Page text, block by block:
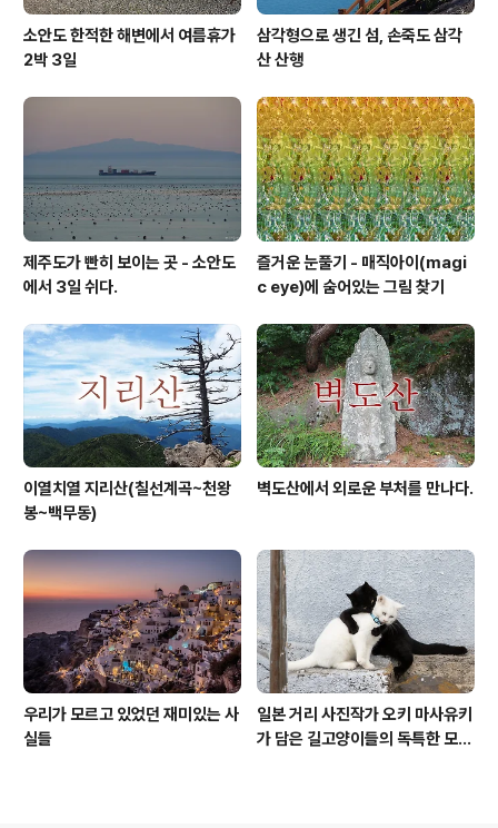
소안도 한적한 해변에서 여름휴가
2박 3일
삼각형으로 생긴 섬, 손죽도 삼각
산 산행
제주도가 빤히 보이는 곳 - 소안도
에서 3일 쉬다.
즐거운 눈풀기 - 매직아이(magi
c eye)에 숨어있는 그림 찾기
이열치열 지리산(칠선계곡~천왕
봉~백무동)
벽도산에서 외로운 부처를 만나다.
우리가 모르고 있었던 재미있는 사
실들
일본 거리 사진작가 오키 마사유키
가 담은 길고양이들의 독특한 모습